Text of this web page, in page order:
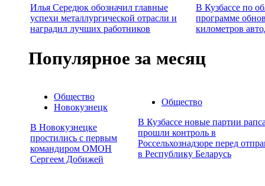
Илья Середюк обозначил главные
успехи металлургической отрасли и
наградил лучших работников
В Кузбассе по
программе
километров
Популярное за месяц
Общество
Новокузнецк
В Новокузнецке
простились с первым
командиром ОМОН
Сергеем Добижей
Общество
В Кузбассе новые партии
прошли контроль в
Россельхознадзоре перед
в Республику Беларусь